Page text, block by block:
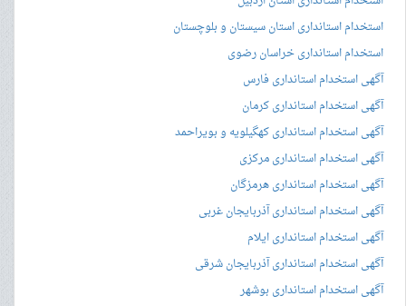
استخدام استانداری استان سیستان و بلوچستان
استخدام استانداری خراسان رضوی
آگهی استخدام استانداری فارس
آگهی استخدام استانداری کرمان
آگهی استخدام استانداری کهگیلویه و بویراحمد
آگهی استخدام استانداری مرکزی
آگهی استخدام استانداری هرمزگان
آگهی استخدام استانداری آذربایجان غربی
آگهی استخدام استانداری ایلام
آگهی استخدام استانداری آذربایجان شرقی
آگهی استخدام استانداری بوشهر